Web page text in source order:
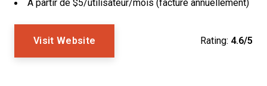
À partir de $5/utilisateur/mois (facturé annuellement)
Visit Website Rating: 4.6/5